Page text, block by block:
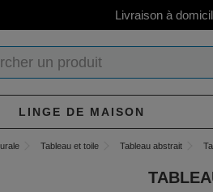
Livraison à
LINGE DE MAISON
Tableau et toile Tableau abstrait